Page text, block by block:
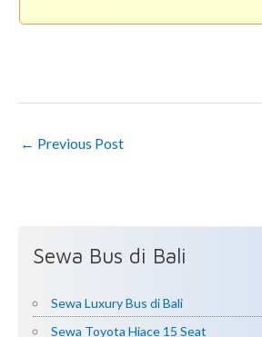
← Previous Post
Sewa Bus di Bali
Sewa Luxury Bus di Bali
Sewa Toyota Hiace 15 Seat